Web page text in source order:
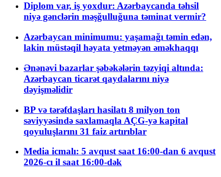
Diplom var, iş yoxdur: Azərbaycanda təhsil
niyə gənclərin məşğulluğuna təminat vermir?
Azərbaycan minimumu: yaşamağı təmin edən,
lakin müstəqil həyata yetməyən əməkhaqqı
Ənənəvi bazarlar şəbəkələrin təzyiqi altında:
Azərbaycan ticarət qaydalarını niyə
dəyişməlidir
BP və tərəfdaşları hasilatı 8 milyon ton
səviyyəsində saxlamaqla AÇG-yə kapital
qoyuluşlarını 31 faiz artırıblar
Media icmalı: 5 avqust saat 16:00-dan 6 avqust
2026-cı il saat 16:00-dək